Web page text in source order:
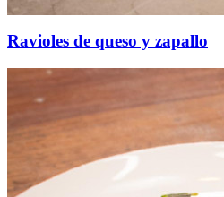
Ravioles de queso y zapallo